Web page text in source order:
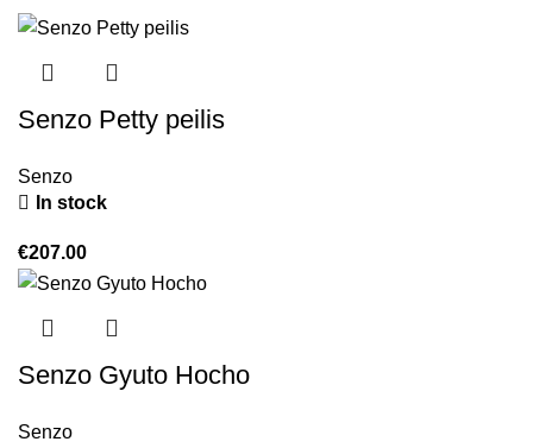
Senzo Petty peilis
Senzo
In stock
€207.00
Senzo Gyuto Hocho
Senzo